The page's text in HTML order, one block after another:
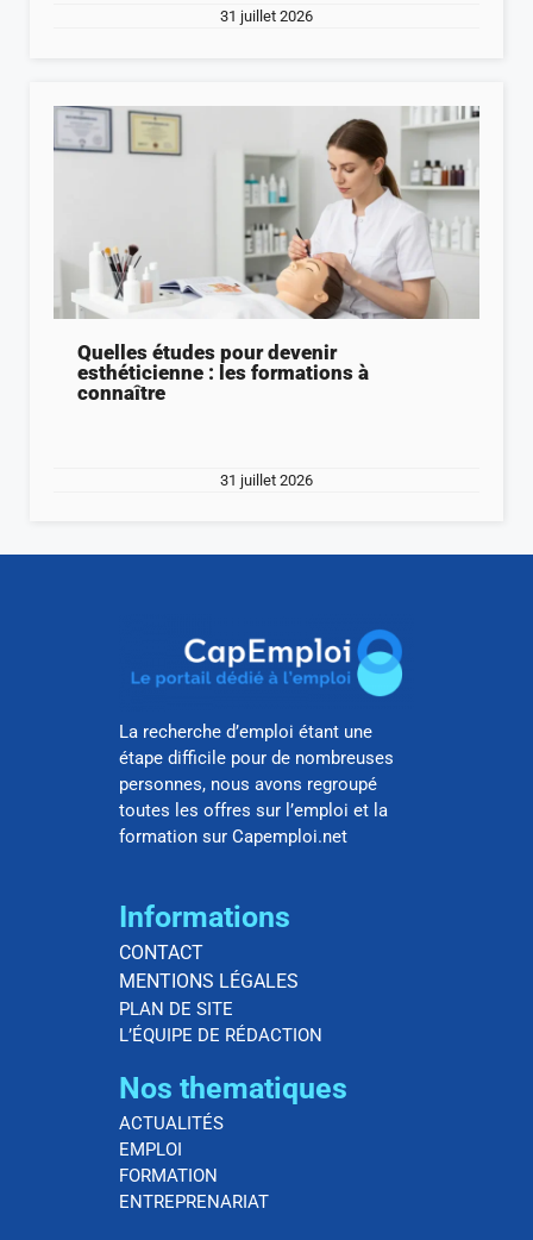
31 juillet 2026
Quelles études pour devenir
esthéticienne : les formations à
connaître
31 juillet 2026
La recherche d’emploi étant une
étape difficile pour de nombreuses
personnes, nous avons regroupé
toutes les offres sur l’emploi et la
formation sur Capemploi.net
Informations
CONTACT
MENTIONS LÉGALES
PLAN DE SITE
L’ÉQUIPE DE RÉDACTION
Nos thematiques
ACTUALITÉS
EMPLOI
FORMATION
ENTREPRENARIAT